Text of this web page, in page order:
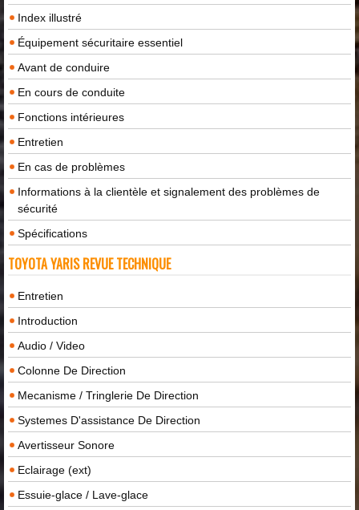
Index illustré
Équipement sécuritaire essentiel
Avant de conduire
En cours de conduite
Fonctions intérieures
Entretien
En cas de problèmes
Informations à la clientèle et signalement des problèmes de
sécurité
Spécifications
TOYOTA YARIS REVUE TECHNIQUE
Entretien
Introduction
Audio / Video
Colonne De Direction
Mecanisme / Tringlerie De Direction
Systemes D'assistance De Direction
Avertisseur Sonore
Eclairage (ext)
Essuie-glace / Lave-glace